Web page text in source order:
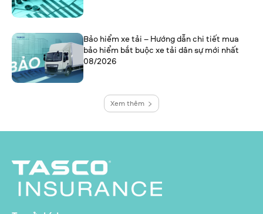
Bảo hiểm xe tải – Hướng dẫn chi tiết mua
bảo hiểm bắt buộc xe tải dân sự mới nhất
08/2026
Xem thêm